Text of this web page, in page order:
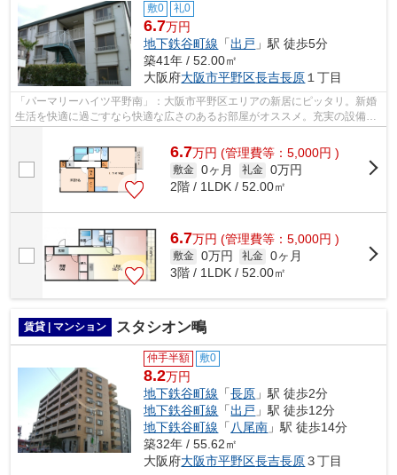
敷0 礼0
6.7万円
地下鉄谷町線 「出戸 」駅 徒歩5分
築41年 / 52.00㎡
大阪府大阪市平野区長吉長原 １丁目
「パーマリーハイツ平野南」：大阪市平野区エリアの新居にピッタリ。新婚
生活を快適に過ごすなら快適な広さのあるお部屋がオススメ。充実の設備も
ありながら、家賃は6.5万円です。住み...
6.7万円 (管理費等：5,000円 )
敷金 0ヶ月 礼金 0万円
2階 / 1LDK / 52.00㎡
6.7万円 (管理費等：5,000円 )
敷金 0万円 礼金 0ヶ月
3階 / 1LDK / 52.00㎡
賃貸 | マンション スタシオン鴫
仲手半額 敷0
8.2万円
地下鉄谷町線 「長原 」駅 徒歩2分
地下鉄谷町線 「出戸 」駅 徒歩12分
地下鉄谷町線 「 八尾南 」駅 徒歩14分
築32年 / 55.62㎡
大阪府大阪市平野区長吉長原３丁目